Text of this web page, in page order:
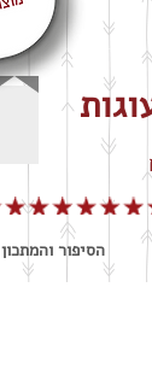
הסיפור והמתכון